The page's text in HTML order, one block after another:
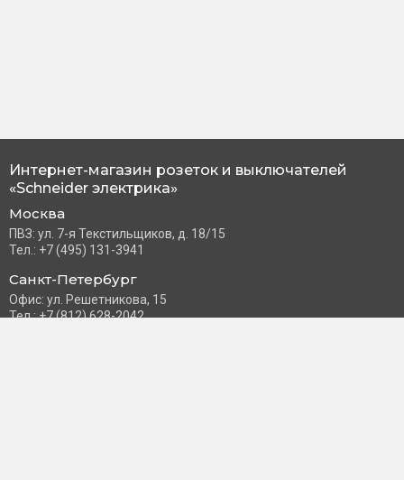
Интернет-магазин розеток и выключателей
«Schneider электрика»
Москва
ПВЗ: ул. 7-я Текстильщиков, д. 18/15
Тел.: +7 (495) 131-3941
Санкт-Петербург
Офис: ул. Решетникова, 15
Тел.: +7 (812) 628-2042